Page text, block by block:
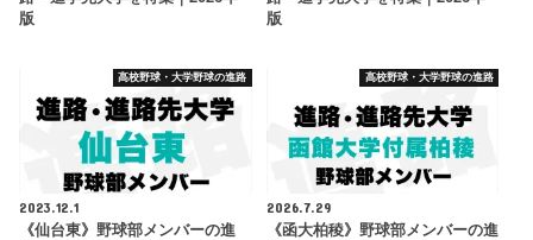
版
版
高校野球・大学野球の進路
2023.12.1
《仙台東》野球部メンバーの進
高校野球・大学野球の進路
2026.7.29
《函大柏稜》野球部メンバーの進